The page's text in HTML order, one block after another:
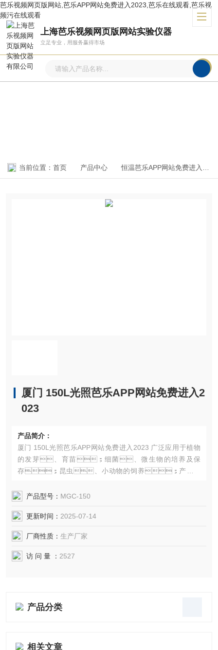
芭乐视频网页版网站,芭乐APP网站免费进入2023,芭乐在线观看,芭乐视
频污在线观看
上海芭乐视频网页版网站实验仪器
立足专业，用服务赢得市场
当前位置： 首页 产品中心 恒温芭乐APP网站免费进入2023
厦门 150L光照芭乐APP网站免费进入2
023
产品简介：
厦门 150L光照芭乐APP网站免费进入2023 广泛应用于植物
的发芽、育苗；细菌、微生物的培养及保
存；昆虫、小动物的饲养；产品质
产品型号： MGC-150
更新时间： 2025-07-14
厂商性质： 生产厂家
访 问 量 ： 2527
产品分类
相关文章